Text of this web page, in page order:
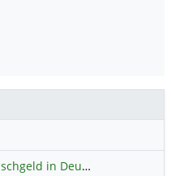
Bundesbank: Weniger Falschgeld in Deutschland